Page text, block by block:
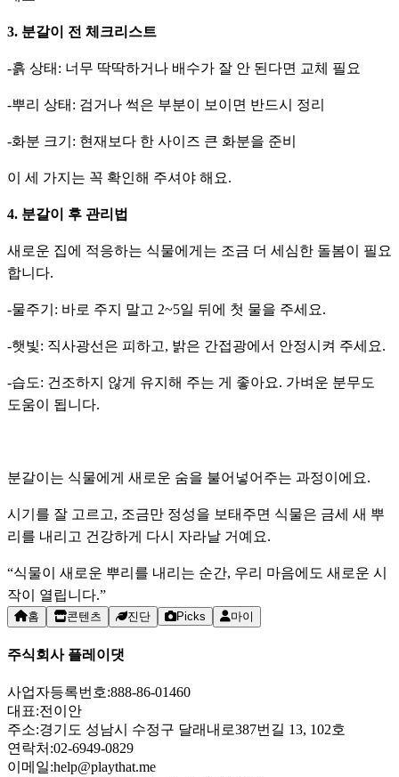
3. 분갈이 전 체크리스트
-흙 상태: 너무 딱딱하거나 배수가 잘 안 된다면 교체 필요
-뿌리 상태: 검거나 썩은 부분이 보이면 반드시 정리
-화분 크기: 현재보다 한 사이즈 큰 화분을 준비
이 세 가지는 꼭 확인해 주셔야 해요.
4. 분갈이 후 관리법
새로운 집에 적응하는 식물에게는 조금 더 세심한 돌봄이 필요
합니다.
-물주기: 바로 주지 말고 2~5일 뒤에 첫 물을 주세요.
-햇빛: 직사광선은 피하고, 밝은 간접광에서 안정시켜 주세요.
-습도: 건조하지 않게 유지해 주는 게 좋아요. 가벼운 분무도
도움이 됩니다.
분갈이는 식물에게 새로운 숨을 불어넣어주는 과정이에요.
시기를 잘 고르고, 조금만 정성을 보태주면 식물은 금세 새 뿌
리를 내리고 건강하게 다시 자라날 거예요.
“식물이 새로운 뿌리를 내리는 순간, 우리 마음에도 새로운 시
작이 열립니다.”
홈 콘텐츠 진단 Picks 마이
주식회사 플레이댓
사업자등록번호:888-86-01460
대표:전이안
주소:경기도 성남시 수정구 달래내로387번길 13, 102호
연락처:02-6949-0829
이메일:help@playthat.me